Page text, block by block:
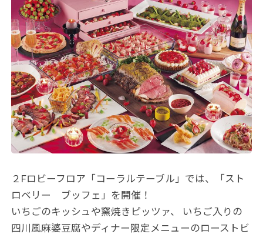
２Fロビーフロア「コーラルテーブル」では、「スト
ロベリー ブッフェ」を開催！
いちごのキッシュや窯焼きピッツァ、 いちご入りの
四川風麻婆豆腐やディナー限定メニューのローストビ